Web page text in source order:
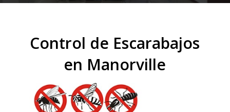
Control de Escarabajos
en Manorville